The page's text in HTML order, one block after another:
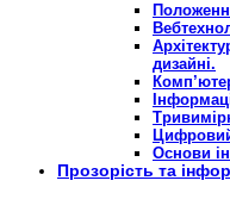
дизайні.
Основи
Прозорість та